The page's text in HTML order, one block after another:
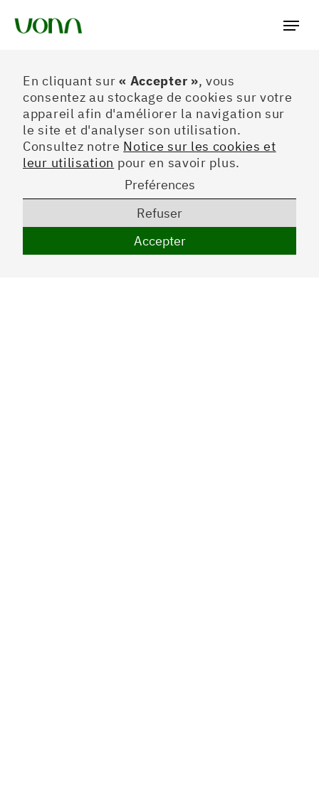
En cliquant sur« Accepter », vous
consentez au stockage de cookies sur votre
appareil afin d'améliorer la navigation sur
le site et d'analyser son utilisation.
Consultez notre Notice sur les cookies et
leur utilisation pour en savoir plus.
Preférences
Refuser
Accepter